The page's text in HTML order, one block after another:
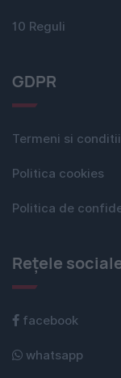
10 Reguli
GDPR
Termeni si conditii
Politica cookies
Politica de
Rețele
facebook
whatsapp